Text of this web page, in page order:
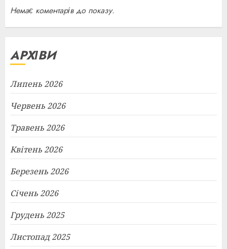
Немає коментарів до показу.
АРХІВИ
Липень 2026
Червень 2026
Травень 2026
Квітень 2026
Березень 2026
Січень 2026
Грудень 2025
Листопад 2025